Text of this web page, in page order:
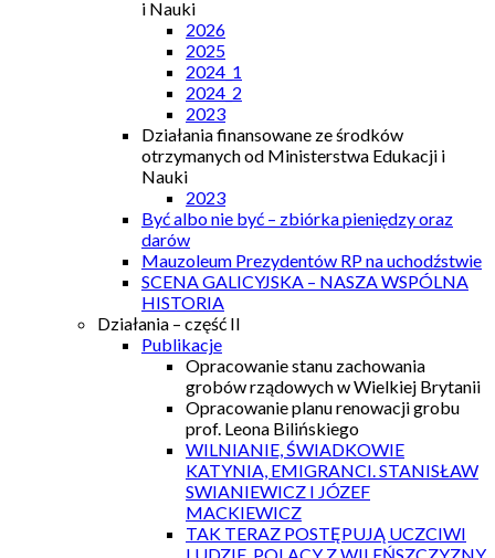
i Nauki
2026
2025
2024_1
2024_2
2023
Działania finansowane ze środków
otrzymanych od Ministerstwa Edukacji i
Nauki
2023
Być albo nie być – zbiórka pieniędzy oraz
darów
Mauzoleum Prezydentów RP na uchodźstwie
SCENA GALICYJSKA – NASZA WSPÓLNA
HISTORIA
Działania – część II
Publikacje
Opracowanie stanu zachowania
grobów rządowych w Wielkiej Brytanii
Opracowanie planu renowacji grobu
prof. Leona Bilińskiego
WILNIANIE, ŚWIADKOWIE
KATYNIA, EMIGRANCI. STANISŁAW
SWIANIEWICZ I JÓZEF
MACKIEWICZ
TAK TERAZ POSTĘPUJĄ UCZCIWI